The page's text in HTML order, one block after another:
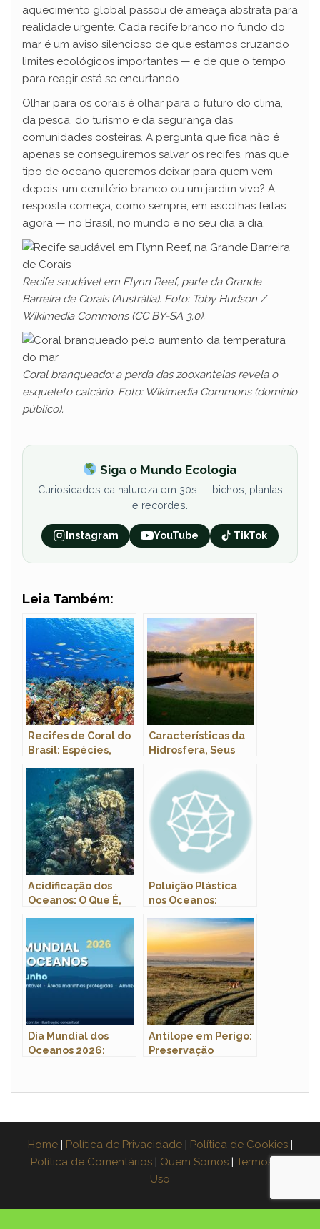
aquecimento global passou de ameaça abstrata para
realidade urgente. Cada recife branco no fundo do
mar é um aviso silencioso de que estamos cruzando
limites ecológicos importantes — e de que o tempo
para reagir está se encurtando.
Olhar para os corais é olhar para o futuro do clima,
da pesca, do turismo e da segurança das
comunidades costeiras. A pergunta que fica não é
apenas se conseguiremos salvar os recifes, mas que
tipo de oceano queremos deixar para quem vem
depois: um cemitério branco ou um jardim vivo? A
resposta começa, como sempre, em escolhas feitas
agora — no Brasil, no mundo e no seu dia a dia.
Recife saudável em Flynn Reef, parte da Grande
Barreira de Corais (Austrália). Foto: Toby Hudson /
Wikimedia Commons (CC BY-SA 3.0).
Coral branqueado: a perda das zooxantelas revela o
esqueleto calcário. Foto: Wikimedia Commons (domínio
público).
Siga o Mundo Ecologia
Curiosidades da natureza em 30s — bichos, plantas
e recordes.
Instagram YouTube TikTok
Leia Também:
Recifes de Coral do
Brasil: Espécies,
Proteger Esse
Tesouro Marinho
Características da
Hidrosfera, Seus
Fenômenos
Acidificação dos
Oceanos: O Que É,
Poluição Plástica
nos Oceanos:
o Que Podemos
Fazer Para Reverter
Este Cenário
Dia Mundial dos
Oceanos 2026:
Antílope em Perigo:
Preservação
Home | Política de Privacidade | Política de Cookies |
Política de Comentários | Quem Somos | Termos de
Uso